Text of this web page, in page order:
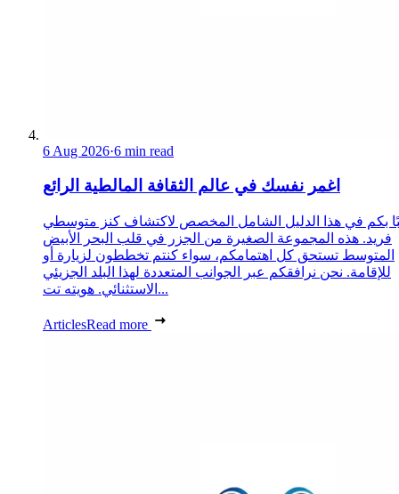
6 Aug 2026·6 min read
اغمر نفسك في عالم الثقافة المالطية الرائع
بكم في هذا الدليل الشامل المخصص لاكتشاف كنز متوسطي
فريد. هذه المجموعة الصغيرة من الجزر في قلب البحر الأبيض
المتوسط تستحق كل اهتمامكم، سواء كنتم تخططون لزيارة أو
للإقامة. نحن نرافقكم عبر الجوانب المتعددة لهذا البلد الجزيئي
الاستثنائي. هويته تت...
ArticlesRead more